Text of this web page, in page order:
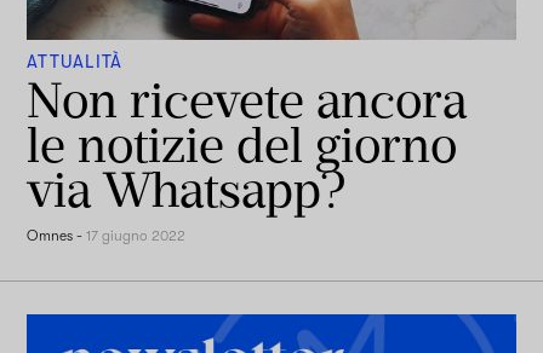
ATTUALITÀ
Non ricevete ancora
le notizie del giorno
via Whatsapp?
Omnes -17 giugno 2022